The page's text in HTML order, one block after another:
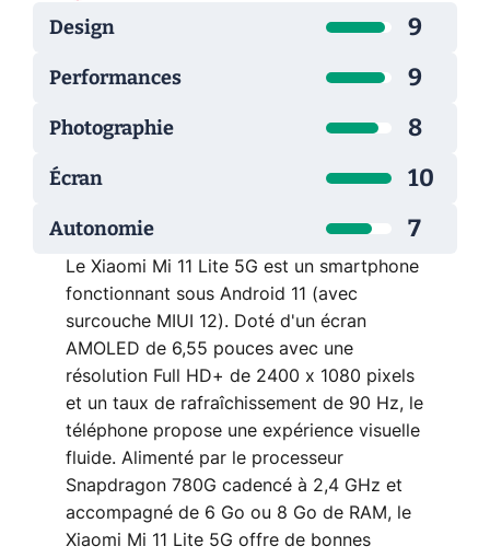
Design 9
Performances 9
Photographie 8
Écran 10
Autonomie 7
Le Xiaomi Mi 11 Lite 5G est un smartphone
fonctionnant sous Android 11 (avec
surcouche MIUI 12). Doté d'un écran
AMOLED de 6,55 pouces avec une
résolution Full HD+ de 2400 x 1080 pixels
et un taux de rafraîchissement de 90 Hz, le
téléphone propose une expérience visuelle
fluide. Alimenté par le processeur
Snapdragon 780G cadencé à 2,4 GHz et
accompagné de 6 Go ou 8 Go de RAM, le
Xiaomi Mi 11 Lite 5G offre de bonnes